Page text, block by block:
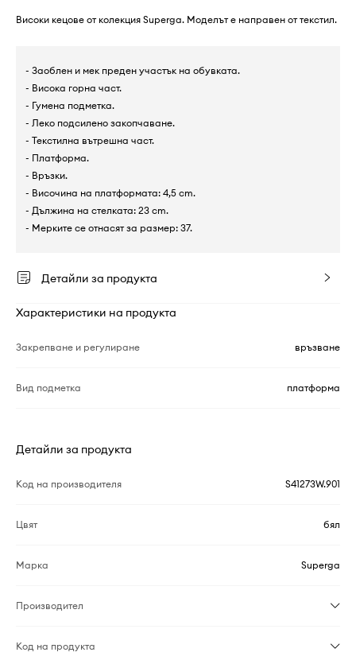
Високи кецове от колекция Superga. Моделът е направен от текстил.
- Заоблен и мек преден участък на обувката.
- Висока горна част.
- Гумена подметка.
- Леко подсилено закопчаване.
- Текстилна вътрешна част.
- Платформа.
- Връзки.
- Височина на платформата: 4,5 cm.
- Дължина на стелката: 23 cm.
- Мерките се отнасят за размер: 37.
Детайли за продукта
Характеристики на продукта
Закрепване и регулиране връзване
Вид подметка платформа
Детайли за продукта
Код на производителя S41273W.901
Цвят бял
Марка Superga
Производител
Код на продукта